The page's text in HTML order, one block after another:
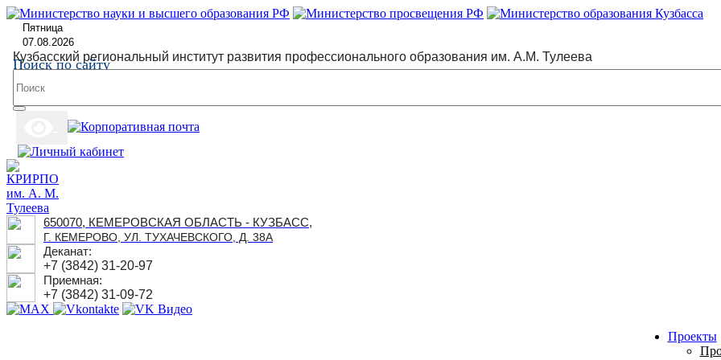
Пятница
07.08.2026
Кузбасский региональный институт развития профессионального образования им. А.М. Тулеева
Поиск по сайту
650070, КЕМЕРОВСКАЯ ОБЛАСТЬ - КУЗБАСС,
Г. КЕМЕРОВО, УЛ. ТУХАЧЕВСКОГО, Д. 38А
Деканат:
+7 (3842) 31-20-97
Приемная:
+7 (3842) 31-09-72
Проекты